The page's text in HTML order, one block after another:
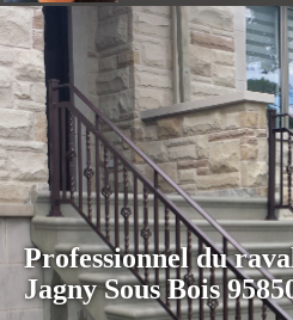
Professionnel du
Jagny Sous Bois